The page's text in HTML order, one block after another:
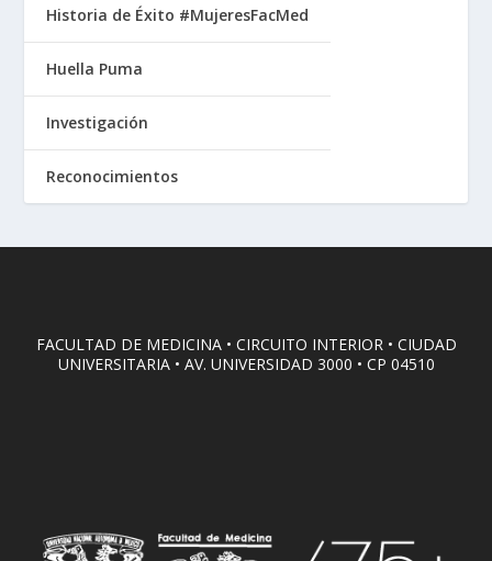
Historia de Éxito #MujeresFacMed
Huella Puma
Investigación
Reconocimientos
FACULTAD DE MEDICINA • CIRCUITO INTERIOR • CIUDAD
UNIVERSITARIA • AV. UNIVERSIDAD 3000 • CP 04510